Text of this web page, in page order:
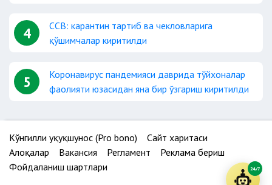
4
ССВ: карантин тартиб ва чекловларига
қўшимчалар киритилди
5
Коронавирус пандемияси даврида тўйхоналар
фаолияти юзасидан яна бир ўзгариш киритилди
Кўнгилли ҳуқуқшунос (Pro bono)
Сайт харитаси
Алоқалар
Вакансия Регламент
Реклама бериш
Фойдаланиш шартлари
24/7